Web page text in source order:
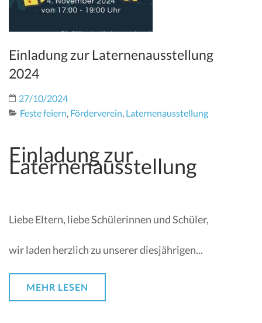
Einladung zur Laternenausstellung
2024
27/10/2024
Feste feiern, Förderverein, Laternenausstellung
Einladung zur
Laternenausstellung
Liebe Eltern, liebe Schülerinnen und Schüler,
wir laden herzlich zu unserer diesjährigen...
MEHR LESEN